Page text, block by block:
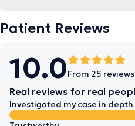
Patient Reviews
10.0From 25 reviews
Real reviews for real
Investigated my case in depth